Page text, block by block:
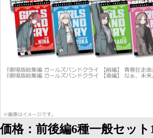
価格：前後編6種一般セット